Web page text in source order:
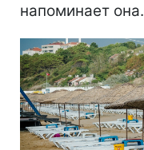
напоминает она.